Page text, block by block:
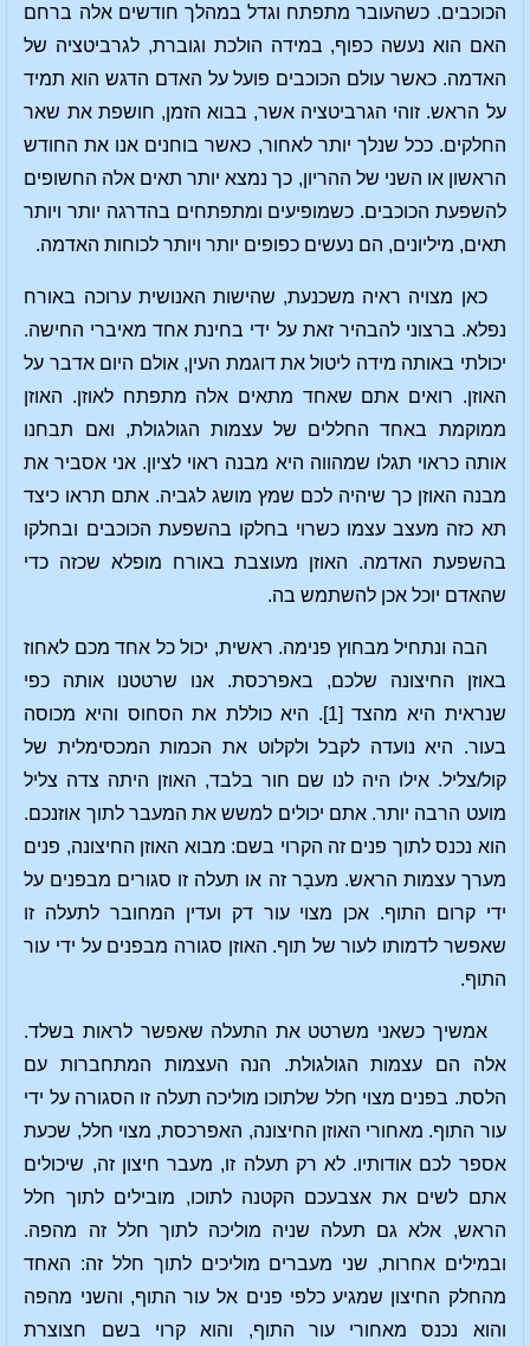
הכוכבים. כשהעובר מתפתח וגדל במהלך חודשים אלה ברחם
האם הוא נעשה כפוף, במידה הולכת וגוברת, לגרביטציה של
האדמה. כאשר עולם הכוכבים פועל על האדם הדגש הוא תמיד
על הראש. זוהי הגרביטציה אשר, בבוא הזמן, חושפת את שאר
החלקים. ככל שנלך יותר לאחור, כאשר בוחנים אנו את החודש
הראשון או השני של ההריון, כך נמצא יותר תאים אלה החשופים
להשפעת הכוכבים. כשמופיעים ומתפתחים בהדרגה יותר ויותר
תאים, מיליונים, הם נעשים כפופים יותר ויותר לכוחות האדמה.
כאן מצויה ראיה משכנעת, שהישות האנושית ערוכה באורח
נפלא. ברצוני להבהיר זאת על ידי בחינת אחד מאיברי החישה.
יכולתי באותה מידה ליטול את דוגמת העין, אולם היום אדבר על
האוזן. רואים אתם שאחד מתאים אלה מתפתח לאוזן. האוזן
ממוקמת באחד החללים של עצמות הגולגולת, ואם תבחנו
אותה כראוי תגלו שמהווה היא מבנה ראוי לציון. אני אסביר את
מבנה האוזן כך שיהיה לכם שמץ מושג לגביה. אתם תראו כיצד
תא כזה מעצב עצמו כשרוי בחלקו בהשפעת הכוכבים ובחלקו
בהשפעת האדמה. האוזן מעוצבת באורח מופלא שכזה כדי
שהאדם יוכל אכן להשתמש בה.
הבה ונתחיל מבחוץ פנימה. ראשית, יכול כל אחד מכם לאחוז
באוזן החיצונה שלכם, באפרכסת. אנו שרטטנו אותה כפי
שנראית היא מהצד [1]. היא כוללת את הסחוס והיא מכוסה
בעור. היא נועדה לקבל ולקלוט את הכמות המכסימלית של
קול/צליל. אילו היה לנו שם חור בלבד, האוזן היתה צדה צליל
מועט הרבה יותר. אתם יכולים למשש את המעבר לתוך אוזנכם.
הוא נכנס לתוך פנים זה הקרוי בשם: מבוא האוזן החיצונה, פנים
מערך עצמות הראש. מעבָר זה או תעלה זו סגורים מבפנים על
ידי קרום התוף. אכן מצוי עור דק ועדין המחובר לתעלה זו
שאפשר לדמותו לעור של תוף. האוזן סגורה מבפנים על ידי עור
התוף.
אמשיך כשאני משרטט את התעלה שאפשר לראות בשלד.
אלה הם עצמות הגולגולת. הנה העצמות המתחברות עם
הלסת. בפנים מצוי חלל שלתוכו מוליכה תעלה זו הסגורה על ידי
עור התוף. מאחורי האוזן החיצונה, האפרכסת, מצוי חלל, שכעת
אספר לכם אודותיו. לא רק תעלה זו, מעבר חיצון זה, שיכולים
אתם לשים את אצבעכם הקטנה לתוכו, מובילים לתוך חלל
הראש, אלא גם תעלה שניה מוליכה לתוך חלל זה מהפה.
ובמילים אחרות, שני מעברים מוליכים לתוך חלל זה: האחד
מהחלק החיצון שמגיע כלפי פנים אל עור התוף, והשני מהפה
והוא נכנס מאחורי עור התוף, והוא קרוי בשם חצוצרת